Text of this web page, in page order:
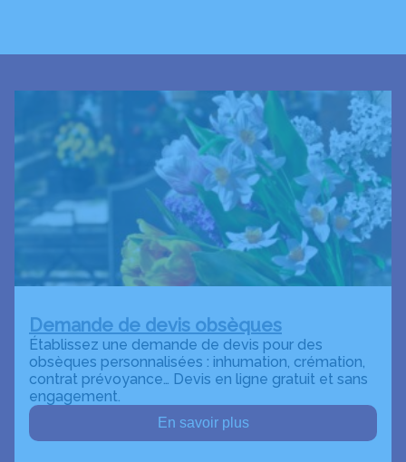
Demande de devis obsèques
Établissez une demande de devis pour des
obsèques personnalisées : inhumation, crémation,
contrat prévoyance… Devis en ligne gratuit et sans
engagement.
En savoir plus